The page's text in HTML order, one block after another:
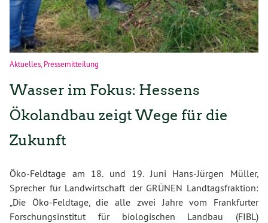
Aktuelles Pressemitteilung
Wasser im Fokus: Hessens
Ökolandbau zeigt Wege für die
Zukunft
Öko-Feldtage am 18. und 19. Juni Hans-Jürgen Müller,
Sprecher für Landwirtschaft der GRÜNEN Landtagsfraktion:
„Die Öko-Feldtage, die alle zwei Jahre vom Frankfurter
Forschungsinstitut für biologischen Landbau (FIBL)